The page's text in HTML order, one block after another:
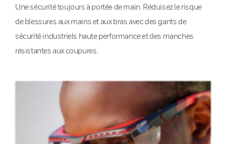
Une sécurité toujours à portée de main. Réduisez le risque
de blessures aux mains et aux bras avec des gants de
sécurité industriels haute performance et des manches
résistantes aux coupures.